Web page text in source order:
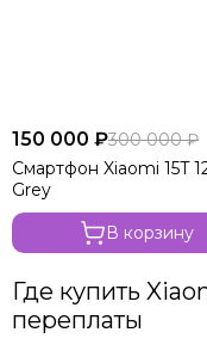
150 000 ₽300 000 ₽
Смартфон Xiaomi 15T
Grey
В корзину
Где купить
переплаты